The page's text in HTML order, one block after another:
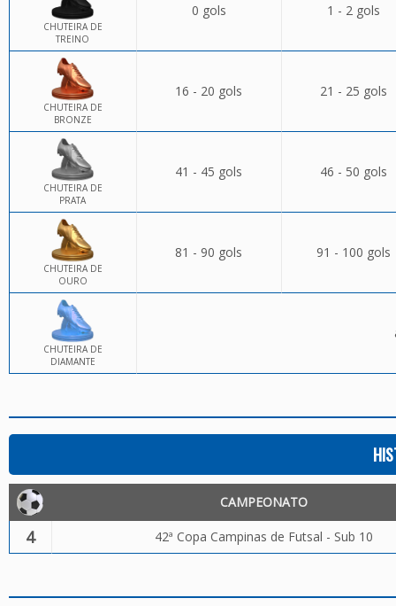
CHUTEIRA DE
TREINO
0 gols 1 - 2 gols
CHUTEIRA DE
BRONZE
16 - 20 gols 21 - 25 gols
CHUTEIRA DE
PRATA
41 - 45 gols 46 - 50 gols
CHUTEIRA DE
OURO
81 - 90 gols 91 - 100 gols
CHUTEIRA DE
DIAMANTE
CAMPEONATO
4 42ª Copa Campinas de Futsal - Sub 10